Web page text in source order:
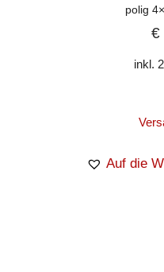
polig
€
inkl.
Auf die